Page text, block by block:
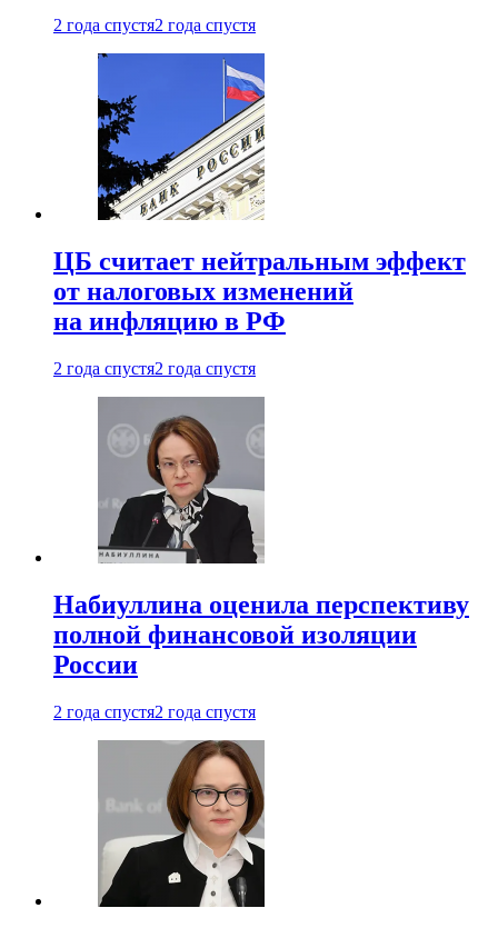
2 года спустя2 года спустя
ЦБ считает нейтральным эффект
от налоговых изменений
на инфляцию в РФ
2 года спустя2 года спустя
Набиуллина оценила перспективу
полной финансовой изоляции
России
2 года спустя2 года спустя